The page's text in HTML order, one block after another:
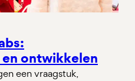
ontwikkelen
een vraagstuk,